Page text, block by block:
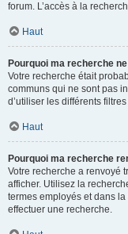
forum. L’accès à la
Haut
Pourquoi ma recherche
Votre recherche était
communs qui ne sont pas
d’utiliser les différents
Haut
Pourquoi ma recherche
Votre recherche a renvoyé
afficher. Utilisez la
termes employés et dans
effectuer une recherche.